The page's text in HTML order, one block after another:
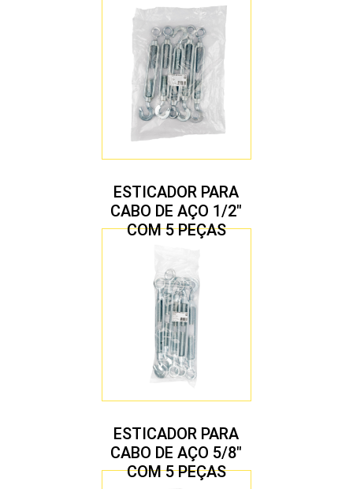
ESTICADOR PARA
CABO DE AÇO 1/2″
COM 5 PEÇAS
ESTICADOR PARA
CABO DE AÇO 5/8″
COM 5 PEÇAS